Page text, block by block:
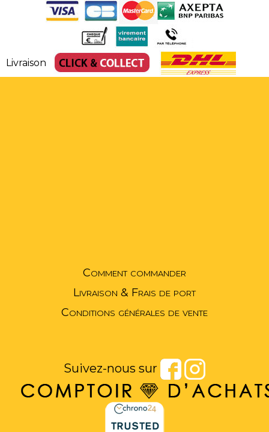
Livraison
Comment commander
Livraison & Frais de port
Conditions générales de vente
Suivez-nous sur